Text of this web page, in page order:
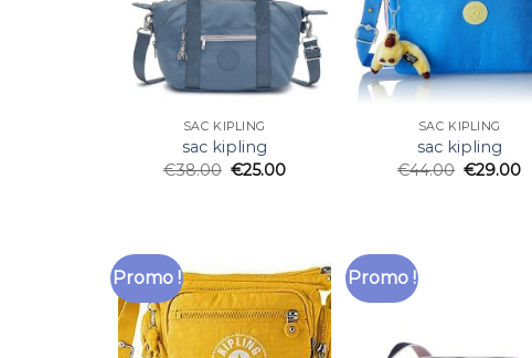
SAC KIPLING
sac kipling
€38.00 €25.00
SAC KIPLING
sac kipling
€44.00 €29.00
Promo ! Promo !